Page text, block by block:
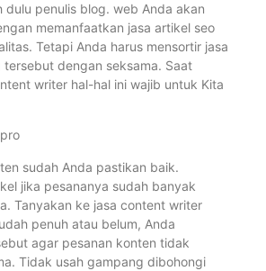
dulu penulis blog. web Anda akan
memanfaatkan jasa artikel seo
Tetapi Anda harus mensortir jasa
dengan seksama. Saat
writer hal-hal ini wajib untuk Kita
sudah Anda pastikan baik.
jika pesananya sudah banyak
Tanyakan ke jasa content writer
penuh atau belum, Anda
agar pesanan konten tidak
Tidak usah gampang dibohongi